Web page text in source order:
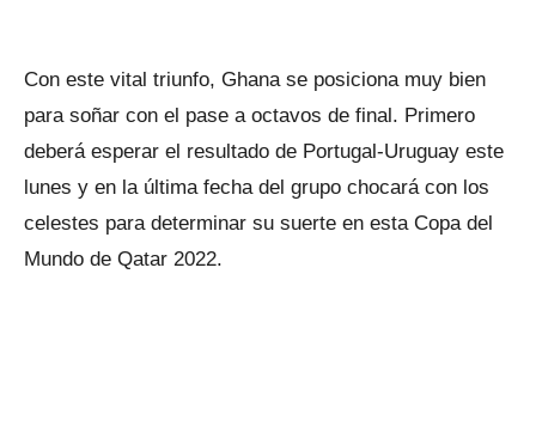
Con este vital triunfo, Ghana se posiciona muy bien
para soñar con el pase a octavos de final. Primero
deberá esperar el resultado de Portugal-Uruguay este
lunes y en la última fecha del grupo chocará con los
celestes para determinar su suerte en esta Copa del
Mundo de Qatar 2022.